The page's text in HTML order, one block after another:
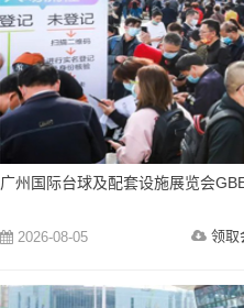
广州国际台球及配套设施展览会
2026-08-05 领取